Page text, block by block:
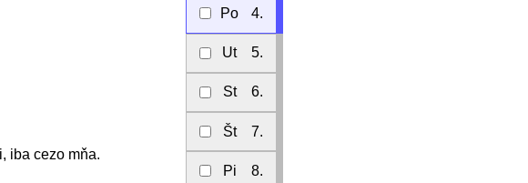
iba cezo mňa.
Po 4.
Ut 5.
St 6.
Št 7.
Pi 8.